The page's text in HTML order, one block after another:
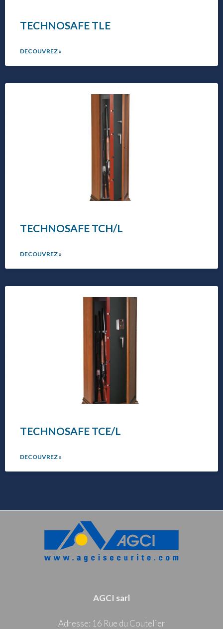
TECHNOSAFE TLE
DECOUVREZ »
TECHNOSAFE TCH/L
DECOUVREZ »
TECHNOSAFE TCE/L
DECOUVREZ »
AGCI sarl
Adresse: 16 Rue du Coutelier